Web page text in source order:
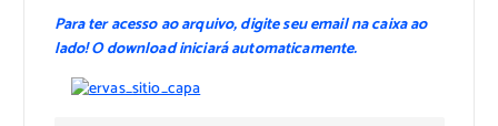
Para ter acesso ao arquivo, digite seu email na caixa ao
lado! O download iniciará automaticamente.